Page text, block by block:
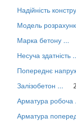
Надійність
Модель
Марка бетону ...
Несуча здатність
Попереднє
Залізобетон ...
Арматура робоча
Арматура